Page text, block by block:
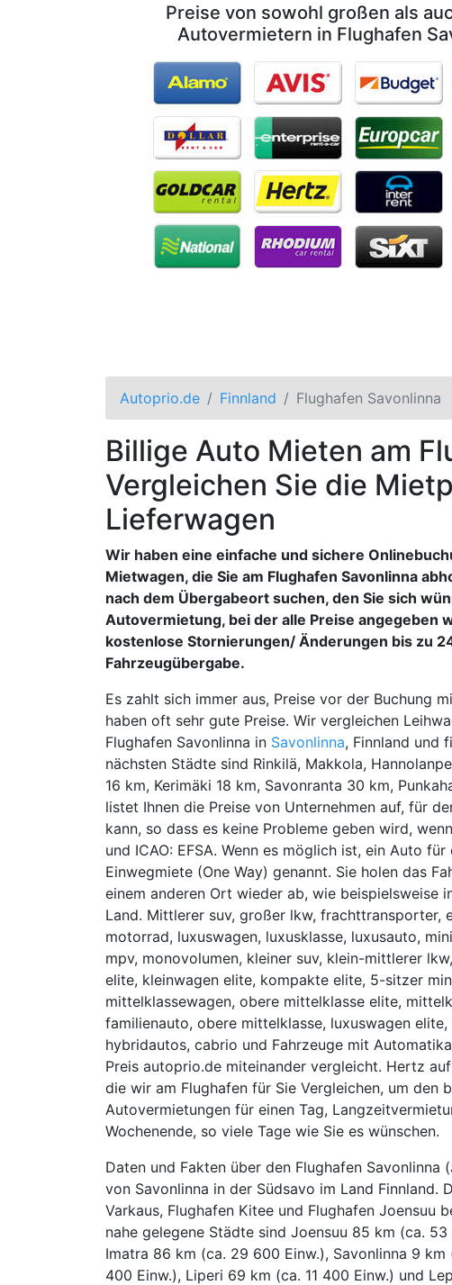
Preise von sowohl großen als
Autovermietern in Flughafen
Autoprio.de Finnland Flughafen Savonlinna
Billige Auto Mieten am
Vergleichen Sie die
Lieferwagen
Wir haben eine einfache und sichere
Mietwagen, die Sie am Flughafen Savonlinna
nach dem Übergabeort suchen, den Sie sich
Autovermietung, bei der alle Preise angegeben
kostenlose Stornierungen/ Änderungen bis zu
Fahrzeugübergabe.
Es zahlt sich immer aus, Preise vor der Buchung
haben oft sehr gute Preise. Wir vergleichen
Flughafen Savonlinna in Savonlinna, Finnland und
nächsten Städte sind Rinkilä, Makkola,
16 km, Kerimäki 18 km, Savonranta 30 km,
listet Ihnen die Preise von Unternehmen auf, für
kann, so dass es keine Probleme geben wird,
und ICAO: EFSA. Wenn es möglich ist, ein Auto
Einwegmiete (One Way) genannt. Sie holen das
einem anderen Ort wieder ab, wie beispielsweise
Land. Mittlerer suv, großer lkw, frachttransporter,
motorrad, luxuswagen, luxusklasse, luxusauto,
mpv, monovolumen, kleiner suv, klein-mittlerer
elite, kleinwagen elite, kompakte elite, 5-sitzer
mittelklassewagen, obere mittelklasse elite,
familienauto, obere mittelklasse, luxuswagen
hybridautos, cabrio und Fahrzeuge mit
Preis autoprio.de miteinander vergleicht. Hertz
die wir am Flughafen für Sie Vergleichen, um den
Autovermietungen für einen Tag,
Wochenende, so viele Tage wie Sie es wünschen.
Daten und Fakten über den Flughafen Savonlinna (
von Savonlinna in der Südsavo im Land Finnland.
Varkaus, Flughafen Kitee und Flughafen Joensuu
nahe gelegene Städte sind Joensuu 85 km (ca.
Imatra 86 km (ca. 29 600 Einw.), Savonlinna 9
400 Einw.), Liperi 69 km (ca. 11 400 Einw.) und